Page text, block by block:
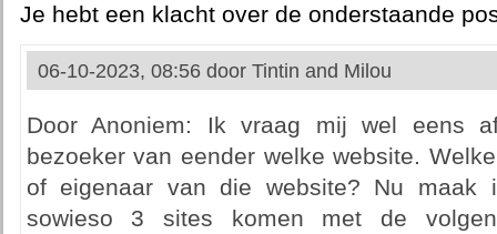
Je hebt een klacht over de onderstaande
06-10-2023, 08:56 door Tintin and Milou
Door Anoniem: Ik vraag mij wel eens
bezoeker van eender welke website.
of eigenaar van die website? Nu maak
sowieso 3 sites komen met de